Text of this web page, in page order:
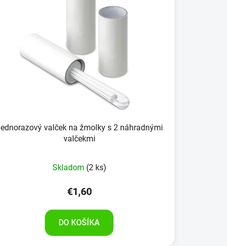
valček na žmolky s 2 náhradnými
valčekmi
Skladom (2 ks)
€1,60
DO KOŠÍKA